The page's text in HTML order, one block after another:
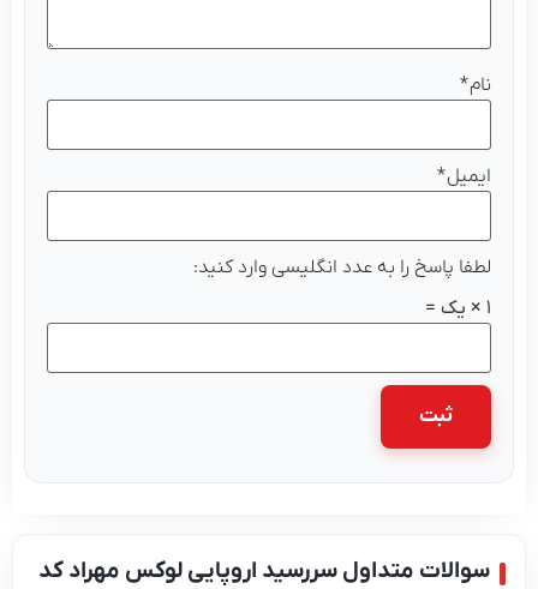
نام*
ایمیل*
لطفا پاسخ را به عدد انگلیسی وارد کنید:
سوالات متداول سررسید اروپایی لوکس مهراد کد